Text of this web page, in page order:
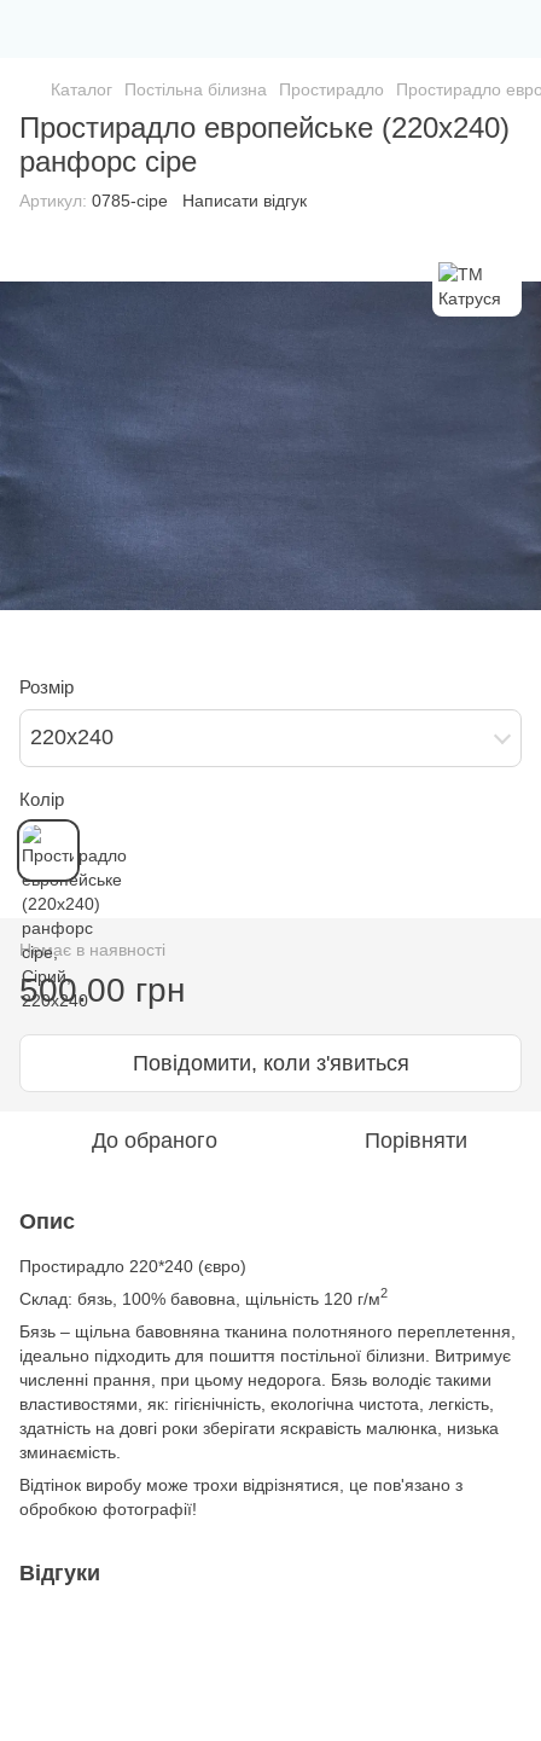
Каталог Постільна білизна Простирадло Простирадло
Простирадло европейське (220х240)
ранфорс сіре
Артикул: 0785-сіре Написати відгук
Розмір
220х240
Колір
Немає в наявності
500.00 грн
Повідомити, коли з'явиться
До обраного Порівняти
Опис
Простирадло 220*240 (євро)
Склад: бязь, 100% бавовна, щільність 120 г/м2
Бязь – щільна бавовняна тканина полотняного переплетення,
ідеально підходить для пошиття постільної білизни. Витримує
численні прання, при цьому недорога. Бязь володіє такими
властивостями, як: гігієнічність, екологічна чистота, легкість,
здатність на довгі роки зберігати яскравість малюнка, низька
зминаємість.
Відтінок виробу може трохи відрізнятися, це пов'язано з
обробкою фотографії!
Відгуки